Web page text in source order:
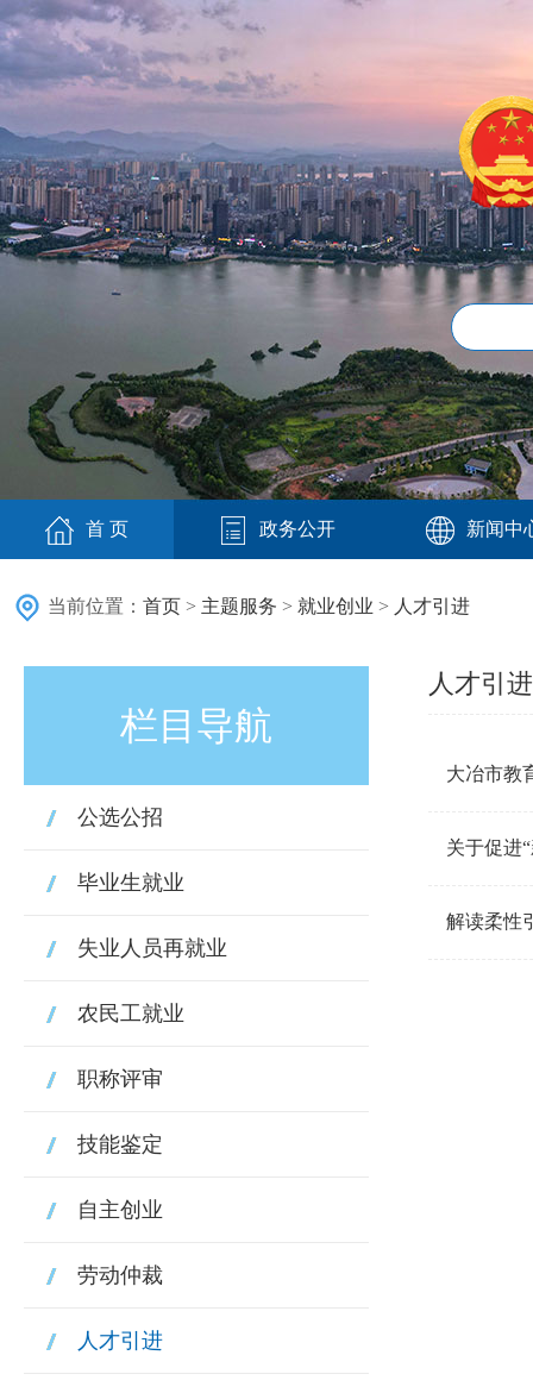
首 页 政务公开 新闻中
当前位置： 首页 > 主题服务 > 就业创业 > 人才引进
栏目导航
公选公招
毕业生就业
失业人员再就业
农民工就业
职称评审
技能鉴定
自主创业
劳动仲裁
人才引进
人才引进
大冶市教
关于促进
解读柔性